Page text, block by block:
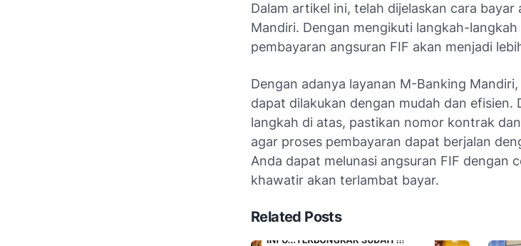
Dalam artikel ini, telah dijelaskan cara
Mandiri. Dengan mengikuti langkah-
pembayaran angsuran FIF akan menjadi
Dengan adanya layanan M-Banking
dapat dilakukan dengan mudah dan efisien.
langkah di atas, pastikan nomor kontrak
agar proses pembayaran dapat berjalan
Anda dapat melunasi angsuran FIF dengan
khawatir akan terlambat bayar.
Related Posts